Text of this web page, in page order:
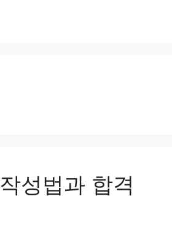
성법과 합격